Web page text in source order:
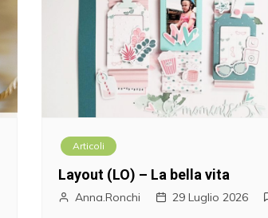
Articoli
Layout (LO) – La bella vita
Anna.Ronchi 29 Luglio 2026